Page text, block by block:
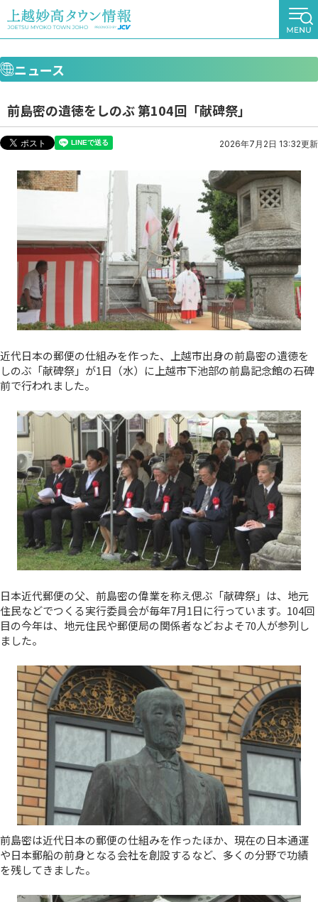
ニュース
前島密の遺徳をしのぶ 第104回「献碑祭」
2026年7月2日 13:32更新
近代日本の郵便の仕組みを作った、上越市出身の前島密の遺徳を
しのぶ「献碑祭」が1日（水）に上越市下池部の前島記念館の石碑
前で行われました。
日本近代郵便の父、前島密の偉業を称え偲ぶ「献碑祭」は、地元
住民などでつくる実行委員会が毎年7月1日に行っています。104回
目の今年は、地元住民や郵便局の関係者などおよそ70人が参列し
ました。
前島密は近代日本の郵便の仕組みを作ったほか、現在の日本通運
や日本郵船の前身となる会社を創設するなど、多くの分野で功績
を残してきました。